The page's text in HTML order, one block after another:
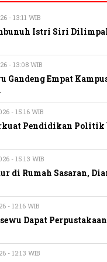
- 13:11 WIB
Istri Siri
- 13:08 WIB
Gandeng Empat
- 15:16 WIB
Pendidikan Politik
- 15:13 WIB
di Rumah Sasaran,
- 12:16 WIB
Dapat
- 12:13 WIB